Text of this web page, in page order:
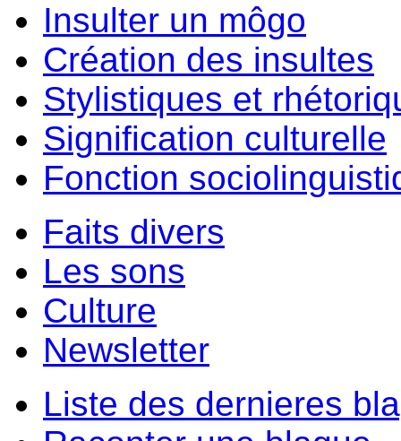
Insulter un môgo
Création des insultes
Stylistiques et
Signification culturelle
Fonction
Faits divers
Les sons
Culture
Newsletter
Liste des dernieres